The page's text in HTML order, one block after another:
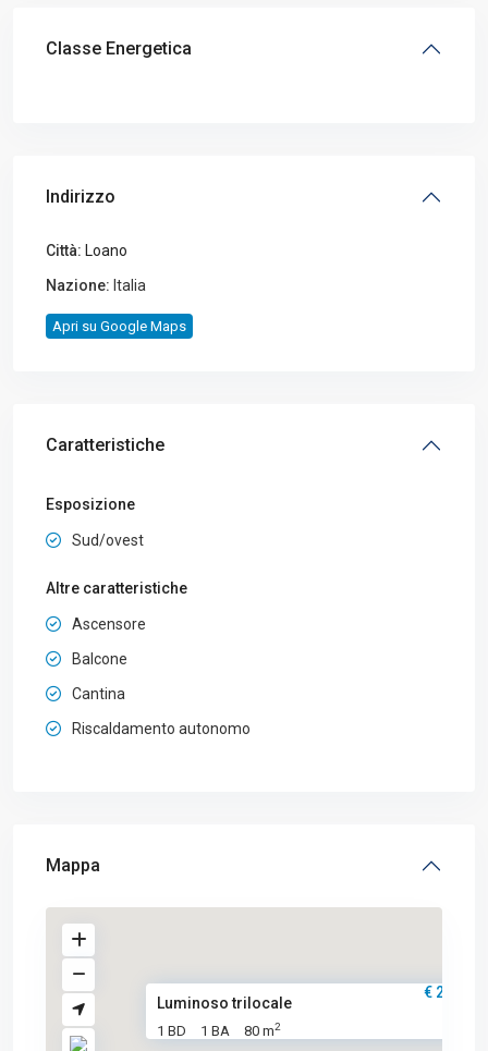
Classe Energetica
Indirizzo
Città: Loano
Nazione: Italia
Apri su Google Maps
Caratteristiche
Esposizione
Sud/ovest
Altre caratteristiche
Ascensore
Balcone
Cantina
Riscaldamento autonomo
Mappa
Luminoso trilocale
€
1 BD 1 BA 80 m2